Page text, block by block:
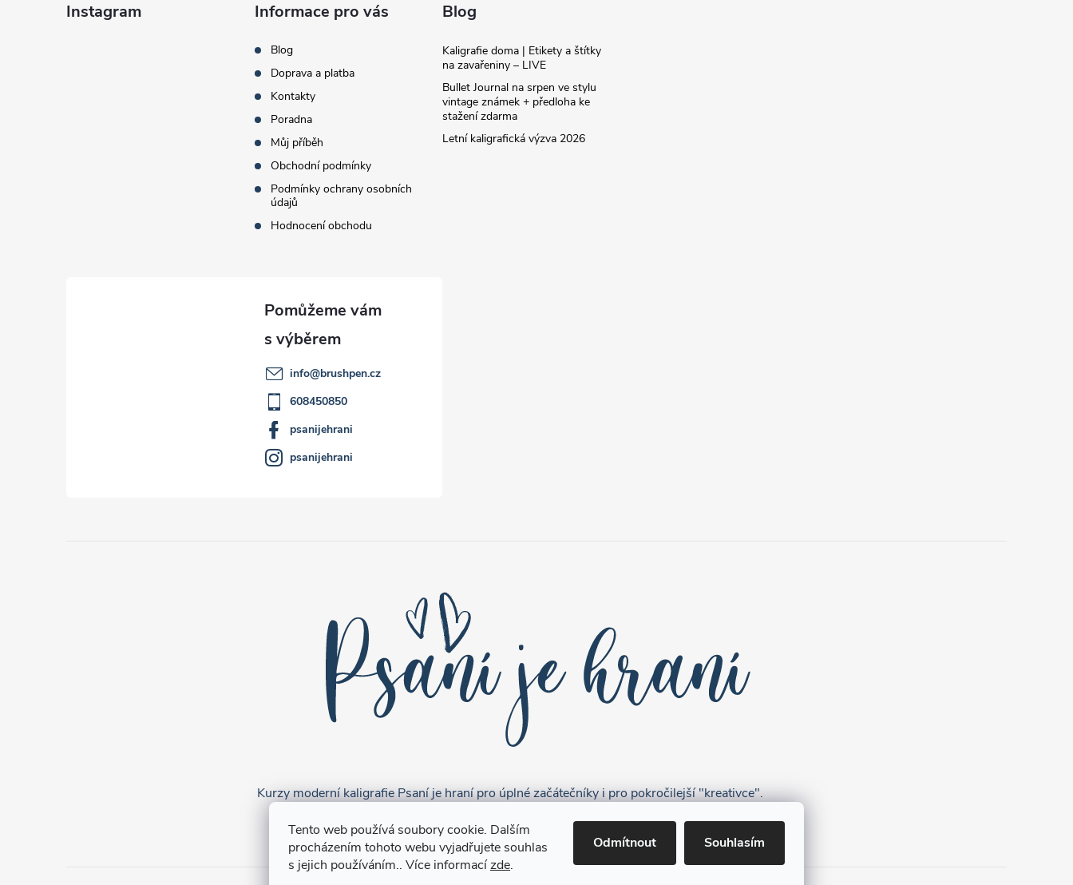
Tento web používá soubory cookie. Dalším
procházením tohoto webu vyjadřujete souhlas
s jejich používáním.. Více informacízde.
Odmítnout Souhlasím
p
Instagram Informace pro vás
Blog
Doprava a platba
Kontakty
Poradna
Můj příběh
Obchodní podmínky
Podmínky ochrany osobních
údajů
Hodnocení obchodu
Blog
Kaligrafie doma | Etikety a štítky
na zavařeniny – LIVE
Bullet Journal na srpen ve stylu
vintage známek + předloha ke
stažení zdarma
Letní kaligrafická výzva 2026
info@brushpen.cz
608450850
psanijehrani
psanijehrani
Kurzy moderní kaligrafie Psaní je hraní pro úplné začátečníky i pro pokročilejší "kreativce".